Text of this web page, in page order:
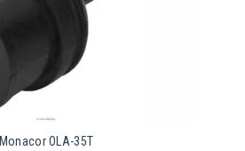
Monacor OLA-35T